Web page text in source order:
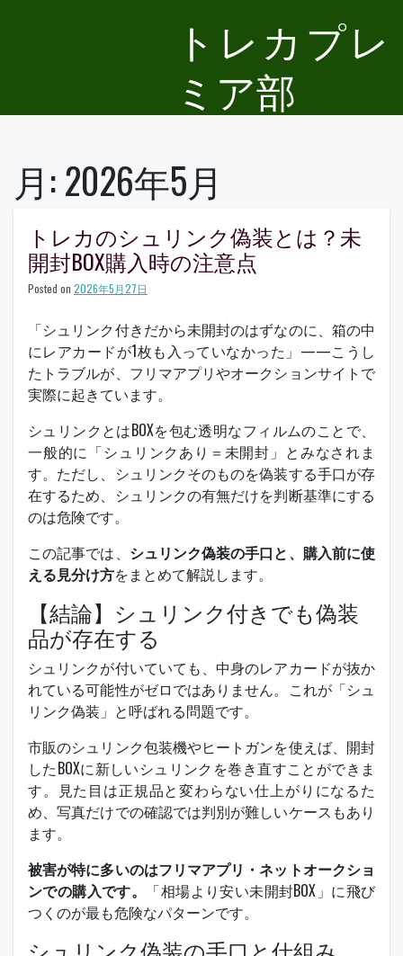
トレカプレ
ミア部
月:2026年5月
トレカのシュリンク偽装とは？未
開封BOX購入時の注意点
Posted on 2026年5月27日
「シュリンク付きだから未開封のはずなのに、箱の中
にレアカードが1枚も入っていなかった」——こうし
たトラブルが、フリマアプリやオークションサイトで
実際に起きています。
シュリンクとはBOXを包む透明なフィルムのことで、
一般的に「シュリンクあり＝未開封」とみなされま
す。ただし、シュリンクそのものを偽装する手口が存
在するため、シュリンクの有無だけを判断基準にする
のは危険です。
この記事では、 シュリンク偽装の手口と、購入前に使
える見分け方をまとめて解説します。
【結論】シュリンク付きでも偽装
品が存在する
シュリンクが付いていても、中身のレアカードが抜か
れている可能性がゼロではありません。これが「シュ
リンク偽装」と呼ばれる問題です。
市販のシュリンク包装機やヒートガンを使えば、開封
したBOXに新しいシュリンクを巻き直すことができま
す。見た目は正規品と変わらない仕上がりになるた
め、写真だけでの確認では判別が難しいケースもあり
ます。
被害が特に多いのはフリマアプリ・ネットオークショ
ンでの購入です。
「相場より安い未開封BOX」に飛び
つくのが最も危険なパターンです。